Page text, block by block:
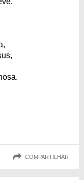
COMPARTILHAR